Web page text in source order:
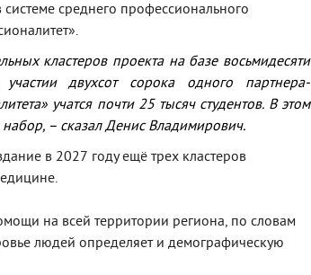
среднего профессионального
кластеров проекта на базе восьмидесяти
двухсот сорока одного партнера-
учатся почти 25 тысяч студентов. В этом
набор, – сказал Денис Владимирович.
в 2027 году ещё трех кластеров
на всей территории региона, по словам
людей определяет и демографическую